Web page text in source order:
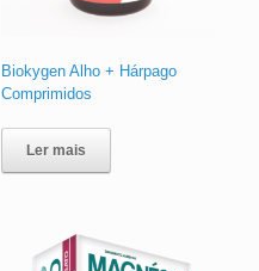
Biokygen Alho + Hárpago
Comprimidos
Ler mais